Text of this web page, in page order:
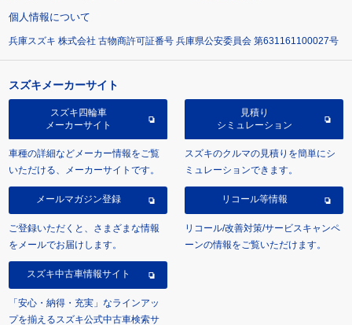
個人情報について
兵庫スズキ 株式会社 古物商許可証番号 兵庫県公安委員会 第631161100027号
スズキメーカーサイト
スズキ四輪車
メーカーサイト
車種の詳細などメーカー情報をご覧
いただける、メーカーサイトです。
見積り
シミュレーション
スズキのクルマの見積りを簡単にシ
ミュレーションできます。
メールマガジン登録
ご登録いただくと、さまざまな情報
をメールでお届けします。
リコール等情報
リコール/改善対策/サービスキャンペ
ーンの情報をご覧いただけます。
スズキ中古車情報サイト
「安心・納得・充実」なラインアッ
プを揃えるスズキ公式中古車検索サ